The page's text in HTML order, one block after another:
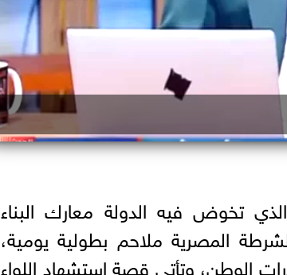
تخوض فيه الدولة معارك البناء
المصرية ملاحم بطولية يومية،
الوطن، وتأتي قصة استشهاد اللواء